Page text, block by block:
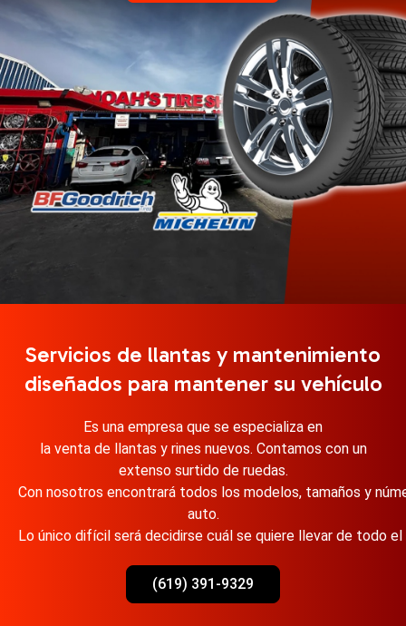
Servicios de llantas y mantenimiento
diseñados para mantener su vehículo
Es una empresa que se especializa en
la venta de llantas y rines nuevos. Contamos con un
extenso surtido de ruedas.
Con nosotros encontrará todos los modelos, tamaños y
auto.
Lo único difícil será decidirse cuál se quiere llevar de todo
(619) 391-9329